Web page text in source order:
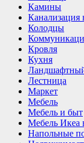
Камины
Канализация
Колодцы
Кровля
Кухня
Лестница
Маркет
Мебель
Мебель и быт
Мебель Икеа
Напольные